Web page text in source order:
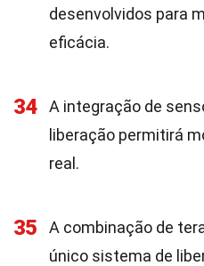
desenvolvidos para
eficácia.
34
A integração de
liberação permitirá
real.
35
A combinação de
único sistema de